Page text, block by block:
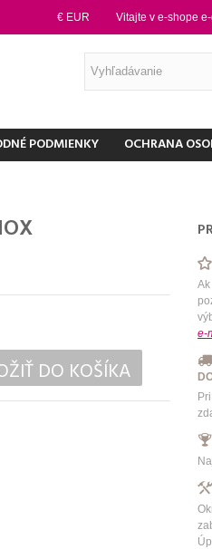
Vitajte v e-shope
€ EUR
PODMIENKY OCHRANA
DO KOŠÍKA
e-